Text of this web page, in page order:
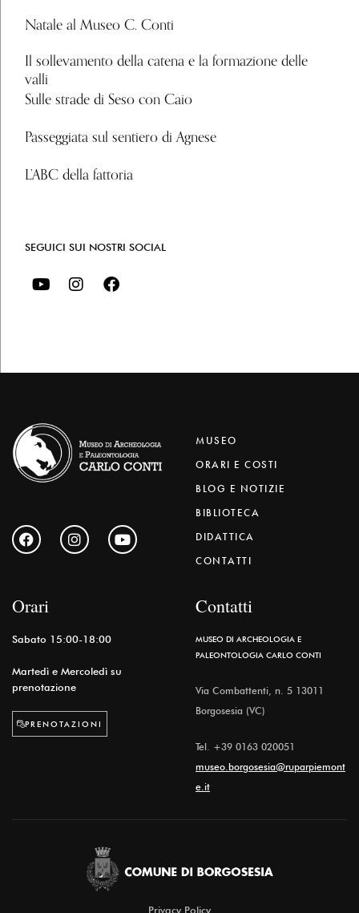
Natale al Museo C. Conti
Il sollevamento della catena e la formazione delle
valli
Sulle strade di Seso con Caio
Passeggiata sul sentiero di Agnese
L’ABC della fattoria
SEGUICI SUI NOSTRI SOCIAL
MUSEO
ORARI E COSTI
BLOG E NOTIZIE
BIBLIOTECA
DIDATTICA
CONTATTI
Orari
Sabato 15:00-18:00
Martedì e Mercoledì su
prenotazione
PRENOTAZIONI
Contatti
MUSEO DI ARCHEOLOGIA E
PALEONTOLOGIA CARLO CONTI
Via Combattenti, n. 5 13011
Borgosesia (VC)
Tel. +39 0163 020051
museo.borgosesia@ruparpiemont
e.it
Privacy Policy